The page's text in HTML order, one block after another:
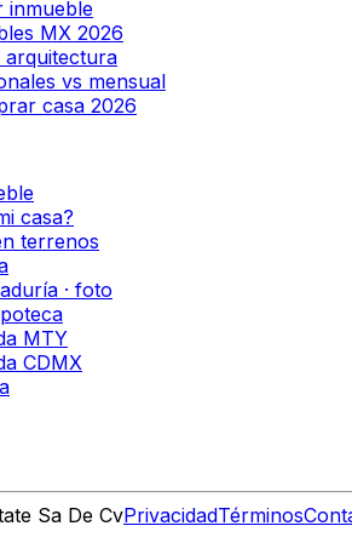
inmueble
MX 2026
arquitectura
vs mensual
casa 2026
casa?
terrenos
· foto
MTY
CDMX
Sa De CvPrivacidadTérminos